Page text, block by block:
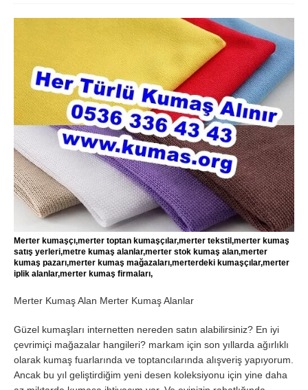
Merter kumaşçı,merter toptan kumaşçılar,merter tekstil,merter kumaş
satış yerleri,metre kumaş alanlar,merter stok kumaş alan,merter
kumaş pazarı,merter kumaş mağazaları,merterdeki kumaşçılar,merter
iplik alanlar,merter kumaş firmaları,
Merter Kumaş Alan Merter Kumaş Alanlar
Güzel kumaşları internetten nereden satın alabilirsiniz? En iyi
çevrimiçi mağazalar hangileri? markam için son yıllarda ağırlıklı
olarak kumaş fuarlarında ve toptancılarında alışveriş yapıyorum.
Ancak bu yıl geliştirdiğim yeni desen koleksiyonu için yine daha